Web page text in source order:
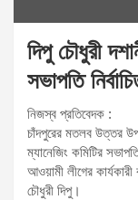
দিপু চৌধুরী
সভাপতি
নিজস্ব প্রতিবেদক :
চাঁদপুরের মতলব উত্তর
ম্যানেজিং কমিটির সভাপতি
আওয়ামী লীগের
চৌধুরী দিপু।